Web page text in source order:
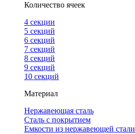
Количество ячеек
4 cекции
5 секций
6 секций
7 секций
8 секций
9 секций
10 секций
Материал
Нержавеющая сталь
Сталь с покрытием
Емкости из нержавеющей стали